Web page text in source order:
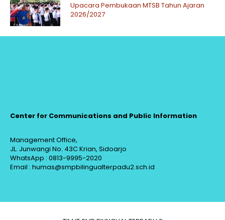
Upacara Pembukaan MTSB Tahun Ajaran
2026/2027
Center for Communications and Public Information
Management Office,
JL. Junwangi No. 43C Krian, Sidoarjo
WhatsApp : 0813-9995-2020
Email : humas@smpbilingualterpadu2.sch.id